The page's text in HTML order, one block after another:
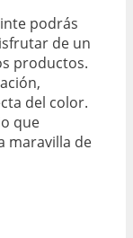
podrás
de un
productos.
del color.
que
maravilla de